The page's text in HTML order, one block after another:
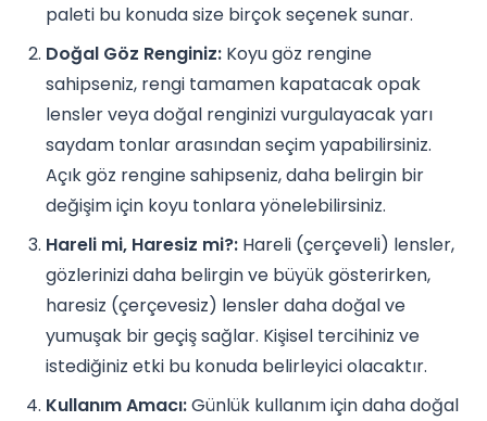
paleti bu konuda size birçok seçenek sunar.
Doğal Göz Renginiz: Koyu göz rengine
sahipseniz, rengi tamamen kapatacak opak
lensler veya doğal renginizi vurgulayacak yarı
saydam tonlar arasından seçim yapabilirsiniz.
Açık göz rengine sahipseniz, daha belirgin bir
değişim için koyu tonlara yönelebilirsiniz.
Hareli mi, Haresiz mi?: Hareli (çerçeveli) lensler,
gözlerinizi daha belirgin ve büyük gösterirken,
haresiz (çerçevesiz) lensler daha doğal ve
yumuşak bir geçiş sağlar. Kişisel tercihiniz ve
istediğiniz etki bu konuda belirleyici olacaktır.
Kullanım Amacı:Günlük kullanım için daha doğal